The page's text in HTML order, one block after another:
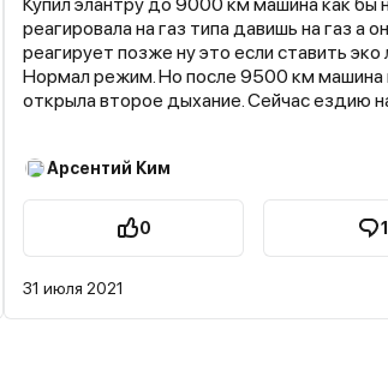
реагировала на газ типа давишь на газ а
реагирует позже ну это если ставить эко
Нормал режим. Но после 9500 км машина
открыла второе дыхание. Сейчас ездию
Короче год катаюсь на ней и не было
чтоб я не кайфовал за рулем
Арсентий Ким
0 1
31 июля 2021